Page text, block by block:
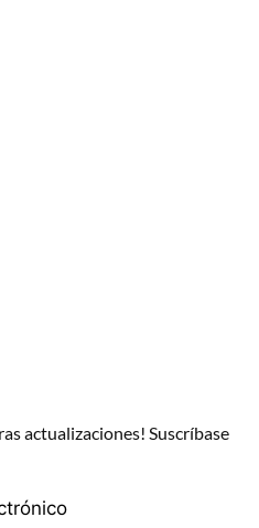
actualizaciones! Suscríbase